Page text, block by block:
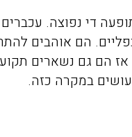
די נפוצה.
הם אוהבים
הם גם נשארים
במקרה כזה.